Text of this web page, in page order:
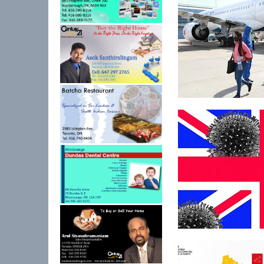
சிங்கப்பூரில் சிக்கித்
மாணவர...
கொரோனா –
மொத்த மரண எண்ண...